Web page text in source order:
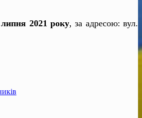
2021 року, за адресою: вул.